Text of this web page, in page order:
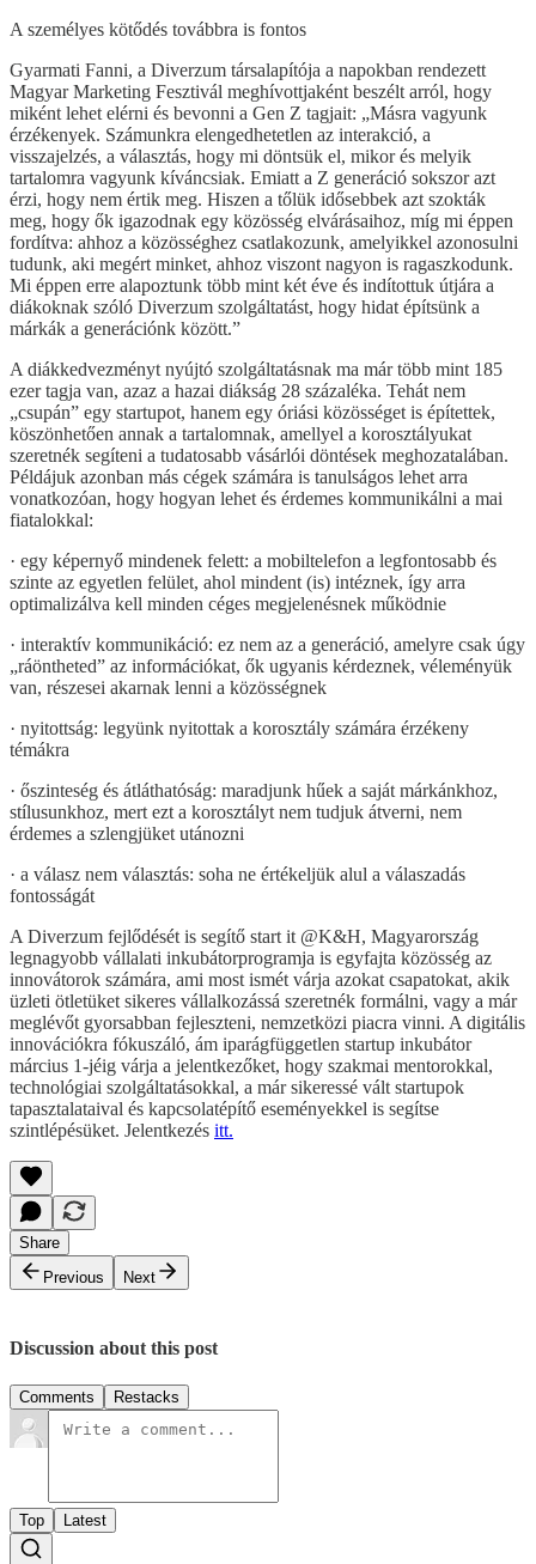
A személyes kötődés továbbra is fontos
Gyarmati Fanni, a Diverzum társalapítója a napokban rendezett
Magyar Marketing Fesztivál meghívottjaként beszélt arról, hogy
miként lehet elérni és bevonni a Gen Z tagjait: „Másra vagyunk
érzékenyek. Számunkra elengedhetetlen az interakció, a
visszajelzés, a választás, hogy mi döntsük el, mikor és melyik
tartalomra vagyunk kíváncsiak. Emiatt a Z generáció sokszor azt
érzi, hogy nem értik meg. Hiszen a tőlük idősebbek azt szokták
meg, hogy ők igazodnak egy közösség elvárásaihoz, míg mi éppen
fordítva: ahhoz a közösséghez csatlakozunk, amelyikkel azonosulni
tudunk, aki megért minket, ahhoz viszont nagyon is ragaszkodunk.
Mi éppen erre alapoztunk több mint két éve és indítottuk útjára a
diákoknak szóló Diverzum szolgáltatást, hogy hidat építsünk a
márkák a generációnk között.”
A diákkedvezményt nyújtó szolgáltatásnak ma már több mint 185
ezer tagja van, azaz a hazai diákság 28 százaléka. Tehát nem
„csupán” egy startupot, hanem egy óriási közösséget is építettek,
köszönhetően annak a tartalomnak, amellyel a korosztályukat
szeretnék segíteni a tudatosabb vásárlói döntések meghozatalában.
Példájuk azonban más cégek számára is tanulságos lehet arra
vonatkozóan, hogy hogyan lehet és érdemes kommunikálni a mai
fiatalokkal:
· egy képernyő mindenek felett: a mobiltelefon a legfontosabb és
szinte az egyetlen felület, ahol mindent (is) intéznek, így arra
optimalizálva kell minden céges megjelenésnek működnie
· interaktív kommunikáció: ez nem az a generáció, amelyre csak úgy
„ráöntheted” az információkat, ők ugyanis kérdeznek, véleményük
van, részesei akarnak lenni a közösségnek
· nyitottság: legyünk nyitottak a korosztály számára érzékeny
témákra
· őszinteség és átláthatóság: maradjunk hűek a saját márkánkhoz,
stílusunkhoz, mert ezt a korosztályt nem tudjuk átverni, nem
érdemes a szlengjüket utánozni
· a válasz nem választás: soha ne értékeljük alul a válaszadás
fontosságát
A Diverzum fejlődését is segítő start it @K&H, Magyarország
legnagyobb vállalati inkubátorprogramja is egyfajta közösség az
innovátorok számára, ami most ismét várja azokat csapatokat, akik
üzleti ötletüket sikeres vállalkozássá szeretnék formálni, vagy a már
meglévőt gyorsabban fejleszteni, nemzetközi piacra vinni. A digitális
innovációkra fókuszáló, ám iparágfüggetlen startup inkubátor
március 1-jéig várja a jelentkezőket, hogy szakmai mentorokkal,
technológiai szolgáltatásokkal, a már sikeressé vált startupok
tapasztalataival és kapcsolatépítő eseményekkel is segítse
szintlépésüket. Jelentkezés itt.
Share
Previous
Next
Discussion about this post
Comments Restacks
Top Latest